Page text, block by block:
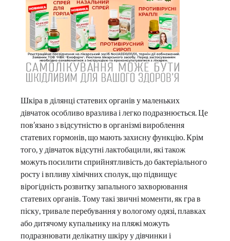
Шкіра в ділянці статевих органів у маленьких
дівчаток особливо вразлива і легко подразнюється. Це
пов’язано з відсутністю в організмі вироблення
статевих гормонів, що мають захисну функцію. Крім
того, у дівчаток відсутні лактобацили, які також
можуть посилити сприйнятливість до бактеріального
росту і впливу хімічних сполук, що підвищує
вірогідність розвитку запального захворювання
статевих органів. Тому такі звичні моменти, як гра в
піску, тривале перебування у вологому одязі, плавках
або дитячому купальнику на пляжі можуть
подразнювати делікатну шкіру у дівчинки і